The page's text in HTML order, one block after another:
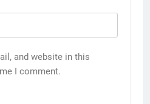
and website in this
I comment.